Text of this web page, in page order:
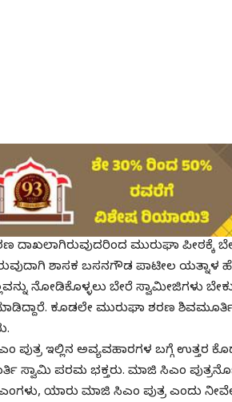
ದಾಖಲಾಗಿರುವುದರಿಂದ ಮುರುಘಾ ಪೀಠಕ್ಕೆ
ಶಾಸಕ ಬಸನಗೌಡ ಪಾಟೀಲ ಯತ್ನಾಳ
ನೋಡಿಕೊಳ್ಳಲು ಬೇರೆ ಸ್ವಾಮೀಜಿಗಳು
ಕೂಡಲೇ ಮುರುಘಾ ಶರಣ
ಪುತ್ರ ಇಲ್ಲಿನ ಅವ್ಯವಹಾರಗಳ ಬಗ್ಗೆ ಉತ್ತರ
ಸ್ವಾಮಿ ಪರಮ ಭಕ್ತರು. ಮಾಜಿ ಸಿಎಂ
ಯಾರು ಮಾಜಿ ಸಿಎಂ ಪುತ್ರ ಎಂದು